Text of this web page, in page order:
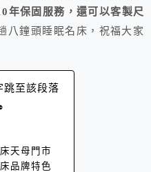
年保固服務，還可以客製尺
八鐘頭睡眠名床，祝福大家
跳至該段落
天母門市
品牌特色